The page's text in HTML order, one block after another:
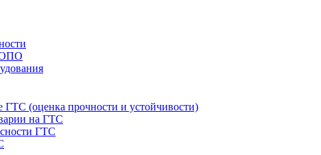
ОПО
ГТС (оценка прочности и устойчивости)
на ГТС
ГТС